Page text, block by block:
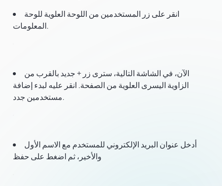
انقر على زر المستخدمين من اللوحة العلوية للوحة
المعلومات.
الآن، في الشاشة التالية، سترى زر + جديد بالقرب من
الزاوية اليسرى العلوية من الصفحة. انقر عليه لبدء إضافة
مستخدمين جدد.
أدخل عنوان البريد الإلكتروني للمستخدم مع الاسم الأول
والأخير، ثم اضغط على حفظ